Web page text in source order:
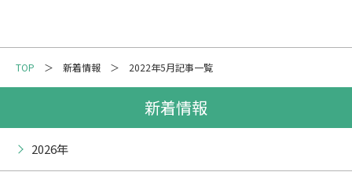
TOP 新着情報 2022年5月記事一覧
新着情報
2026年